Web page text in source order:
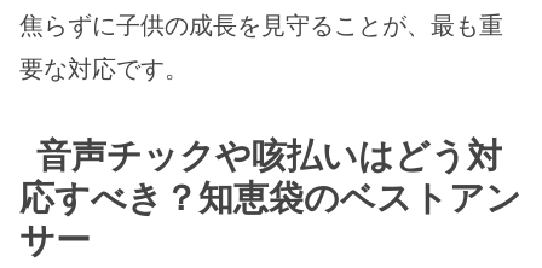
焦らずに子供の成長を見守ることが、最も重
要な対応です。
音声チックや咳払いはどう対
応すべき？知恵袋のベストアン
サー